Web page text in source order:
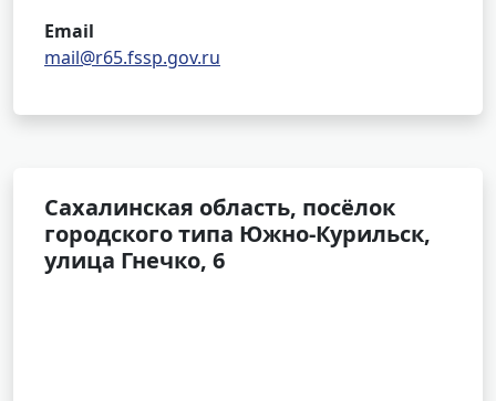
Email
mail@r65.fssp.gov.ru
Сахалинская область, посёлок
городского типа Южно-Курильск,
улица Гнечко, 6